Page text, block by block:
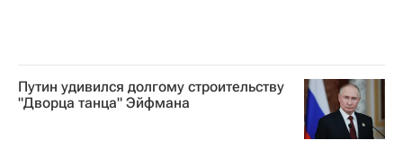
Путин удивился долгому строительству
"Дворца танца" Эйфмана